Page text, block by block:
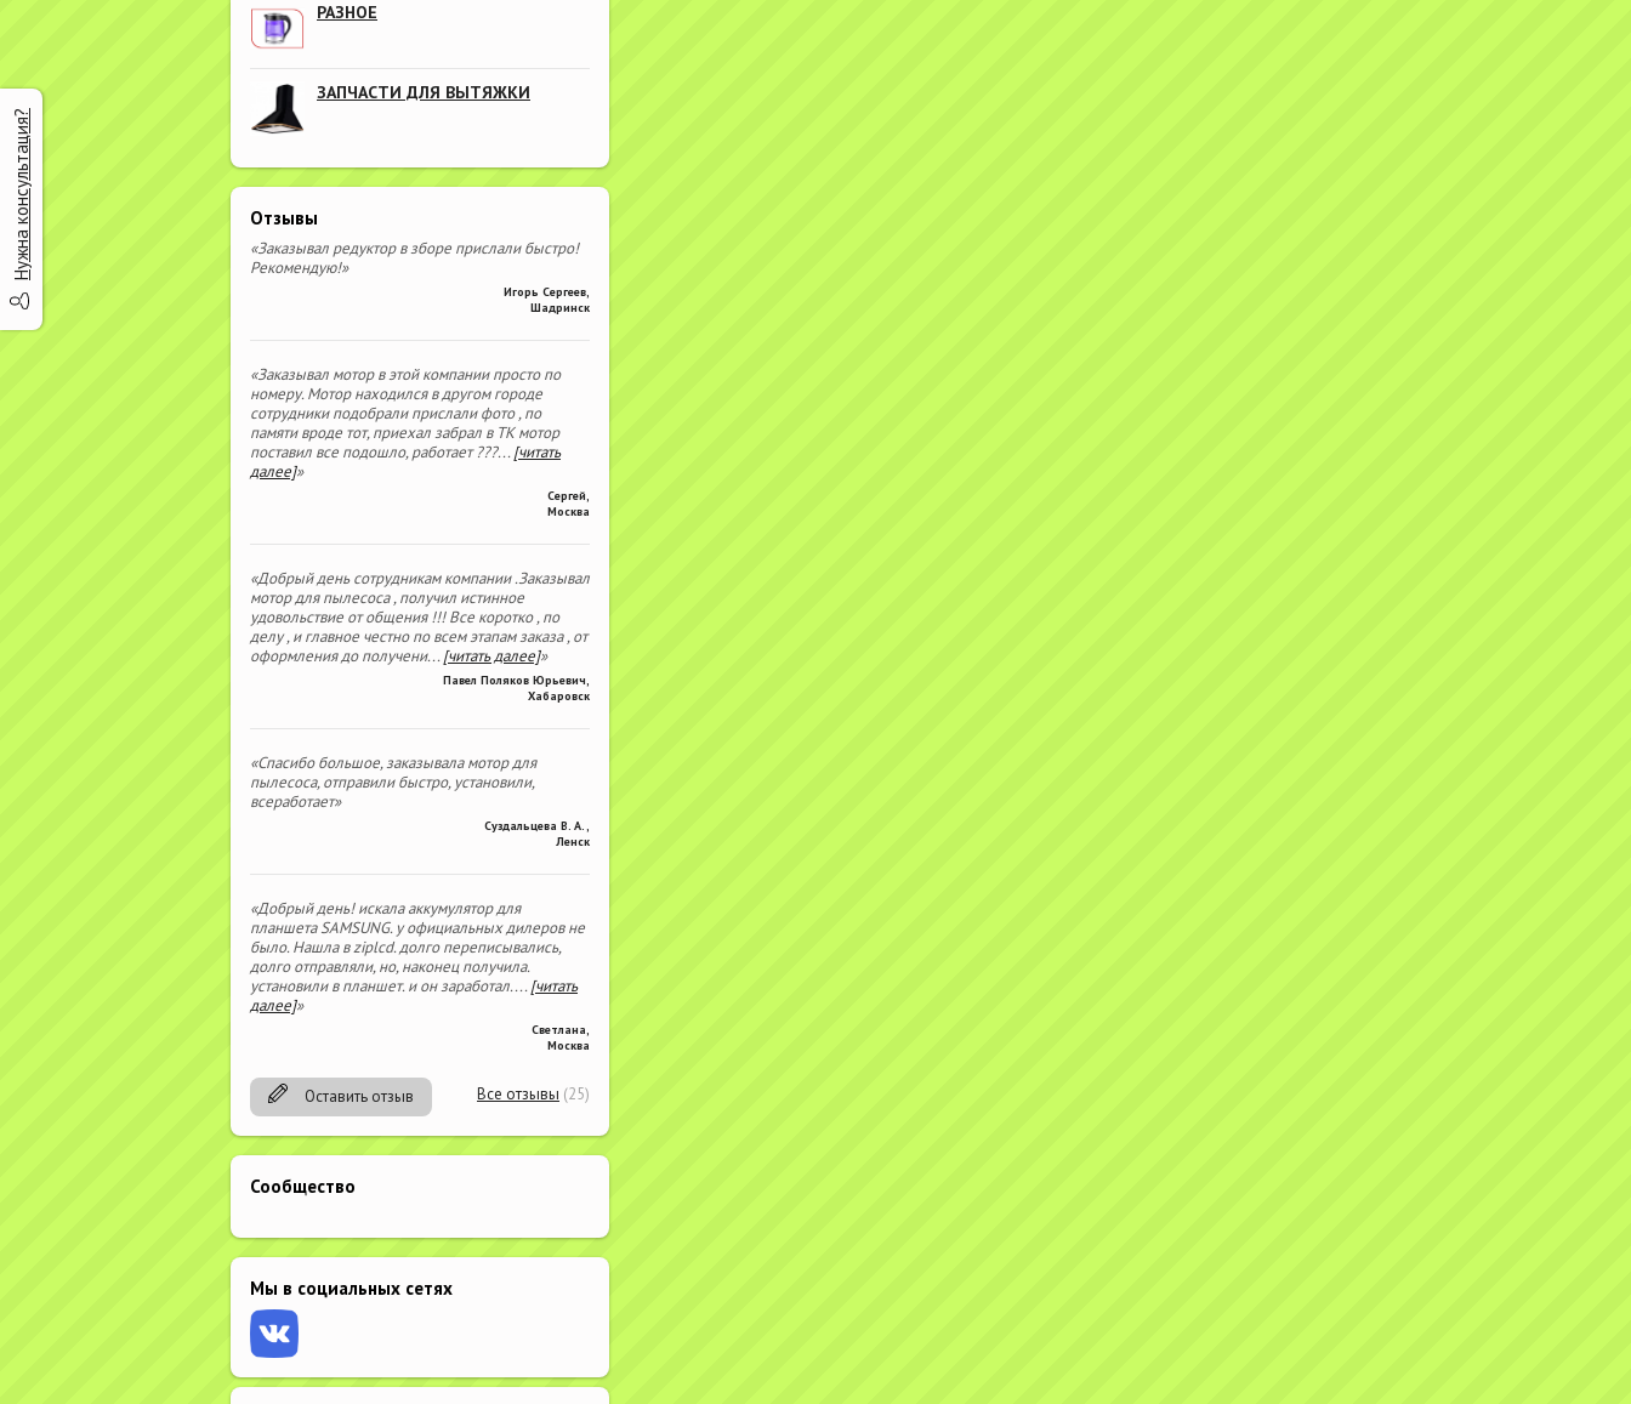
РАЗНОЕ
ЗАПЧАСТИ ДЛЯ ВЫТЯЖКИ
Отзывы
«Заказывал редуктор в зборе прислали быстро!
Рекомендую!»
Игорь Сергеев
Шадринск
«Заказывал мотор в этой компании просто по
номеру. Мотор находился в другом городе
сотрудники подобрали прислали фото , по
памяти вроде тот, приехал забрал в ТК мотор
поставил все подошло, работает ???...[читать
далее]»
Сергей
Москва
«Добрый день сотрудникам компании .Заказывал
мотор для пылесоса , получил истинное
удовольствие от общения !!! Все коротко , по
делу , и главное честно по всем этапам заказа , от
оформления до получени...[читать далее]»
Павел Поляков Юрьевич
Хабаровск
«Спасибо большое, заказывала мотор для
пылесоса, отправили быстро, установили,
всеработает»
Суздальцева В. А.
Ленск
«Добрый день! искала аккумулятор для
планшета SAMSUNG. у официальных дилеров не
было. Нашла в ziplcd. долго переписывались,
долго отправляли, но, наконец получила.
установили в планшет. и он заработал....[читать
далее]»
Светлана
Москва
Оставить отзыв Все отзывы (25)
Сообщество
Мы в социальных сетях
Нужна консультация?